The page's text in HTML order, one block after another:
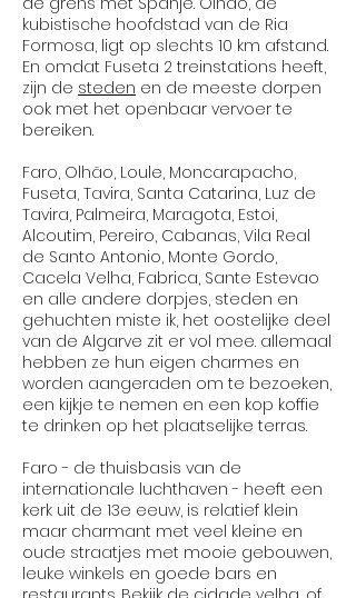
kubistische hoofdstad van de Ria
Formosa, ligt op slechts 10 km afstand.
En omdat Fuseta 2 treinstations heeft,
zijn de steden en de meeste dorpen
ook met het openbaar vervoer te
bereiken.
Faro, Olhão, Loule, Moncarapacho,
Fuseta, Tavira, Santa Catarina, Luz de
Tavira, Palmeira, Maragota, Estoi,
Alcoutim, Pereiro, Cabanas, Vila Real
de Santo Antonio, Monte Gordo,
Cacela Velha, Fabrica, Sante Estevao
en alle andere dorpjes, steden en
gehuchten miste ik, het oostelijke deel
van de Algarve zit er vol mee. allemaal
hebben ze hun eigen charmes en
worden aangeraden om te bezoeken,
een kijkje te nemen en een kop koffie
te drinken op het plaatselijke terras.
Faro - de thuisbasis van de
internationale luchthaven - heeft een
kerk uit de 13e eeuw, is relatief klein
maar charmant met veel kleine en
oude straatjes met mooie gebouwen,
leuke winkels en goede bars en